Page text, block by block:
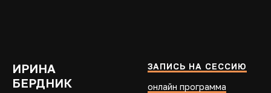
ИРИНА
БЕРДНИК
ЗАПИСЬ НА СЕССИЮ
онлайн программа